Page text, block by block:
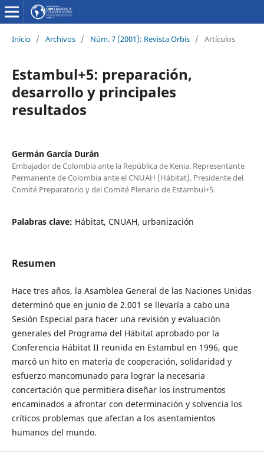
Inicio / Archivos / Núm. 7 (2001): Revista Orbis / Artículos
Estambul+5: preparación,
desarrollo y principales
resultados
Germán García Durán
Embajador de Colombia ante la República de Kenia. Representante
Permanente de Colombia ante el CNUAH (Hábitat). Presidente del
Comité Preparatorio y del Comité Plenario de Estambul+5.
Palabras clave: Hábitat, CNUAH, urbanización
Resumen
Hace tres años, la Asamblea General de las Naciones Unidas
determinó que en junio de 2.001 se llevaría a cabo una
Sesión Especial para hacer una revisión y evaluación
generales del Programa del Hábitat aprobado por la
Conferencia Hábitat II reunida en Estambul en 1996, que
marcó un hito en materia de cooperación, solidaridad y
esfuerzo mancomunado para lograr la necesaria
concertación que permitiera diseñar los instrumentos
encaminados a afrontar con determinación y solvencia los
críticos problemas que afectan a los asentamientos
humanos del mundo.